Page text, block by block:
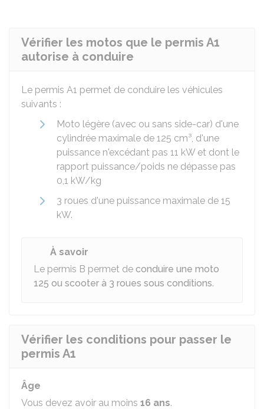
Vérifier les motos que le permis A1
autorise à conduire
Le permis A1 permet de conduire les véhicules
suivants :
Moto légère (avec ou sans side-car) d'une
cylindrée maximale de 125 cm³, d'une
puissance n'excédant pas 11 kWet dont le
rapport puissance/poids ne dépasse pas
0,1 kW/kg
3 roues d'une puissance maximale de 15
kW.
À savoir
Le permis B permet de conduire une moto
125 ou scooter à 3 roues sous conditions.
Vérifier les conditions pour passer le
permis A1
Âge
Vous devez avoir au moins 16 ans.